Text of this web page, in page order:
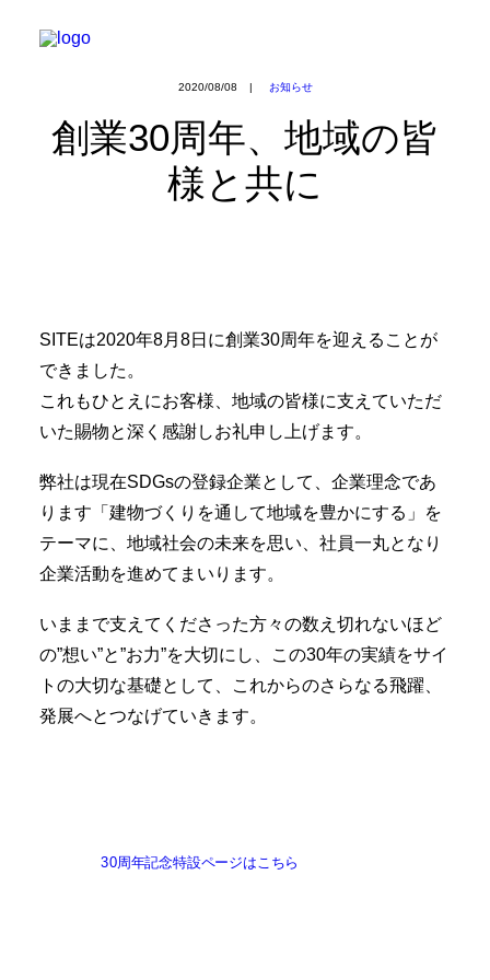
BUSINESS
30周年記念特設ページ
2020/08/08 | お知らせ
創業30周年、地域の皆
様と共に
SITEは2020年8月8日に創業30周年を迎えることが
できました。
これもひとえにお客様、地域の皆様に支えていただ
いた賜物と深く感謝しお礼申し上げます。
弊社は現在SDGsの登録企業として、企業理念であ
ります「建物づくりを通して地域を豊かにする」を
テーマに、地域社会の未来を思い、社員一丸となり
企業活動を進めてまいります。
いままで支えてくださった方々の数え切れないほど
の”想い”と”お力”を大切にし、この30年の実績をサイ
トの大切な基礎として、これからのさらなる飛躍、
発展へとつなげていきます。
30周年記念特設ページはこちら